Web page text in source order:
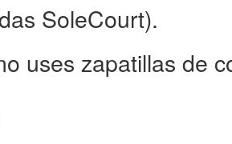
SoleCourt).
uses zapatillas de